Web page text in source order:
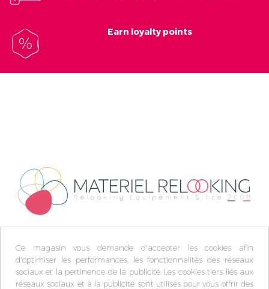
Earn loyalty points
Ce magasin vous demande d'accepter les cookies afin
d'optimiser les performances, les fonctionnalités des réseaux
sociaux et la pertinence de la publicité. Les cookies tiers liés aux
réseaux sociaux et à la publicité sont utilisés pour vous offrir des